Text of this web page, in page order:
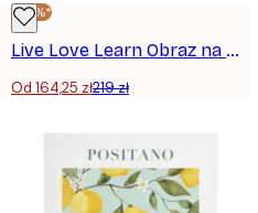
-25%*
Live Love Learn Obraz na płótnie
Od 164,25 zł219 zł